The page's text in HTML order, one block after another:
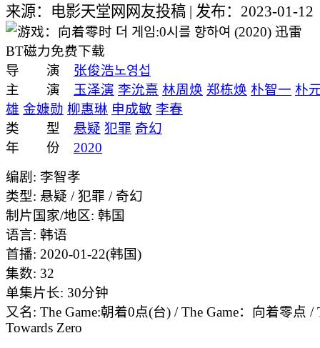
来源：电影天堂网网友投稿 | 发布：2023-01-12
导 演 张俊浩노영섭
主 演 玉泽演 李沇熹 林周焕 郑栋焕 朴智一 朴
雄 金嫝勋 柳惠琳 申成敏 李春
类 型 悬疑 犯罪 奇幻
年 份 2020
编剧: 李智孝
类型: 悬疑 / 犯罪 / 奇幻
制片国家/地区: 韩国
语言: 韩语
首播: 2020-01-22(韩国)
集数: 32
单集片长: 30分钟
又名: The Game:朝着0点(台) / The Game：向着零点 /
Towards Zero